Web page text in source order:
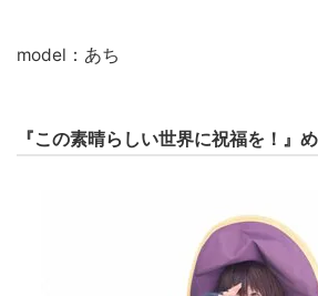
model：あち
『この素晴らしい世界に祝福を！』